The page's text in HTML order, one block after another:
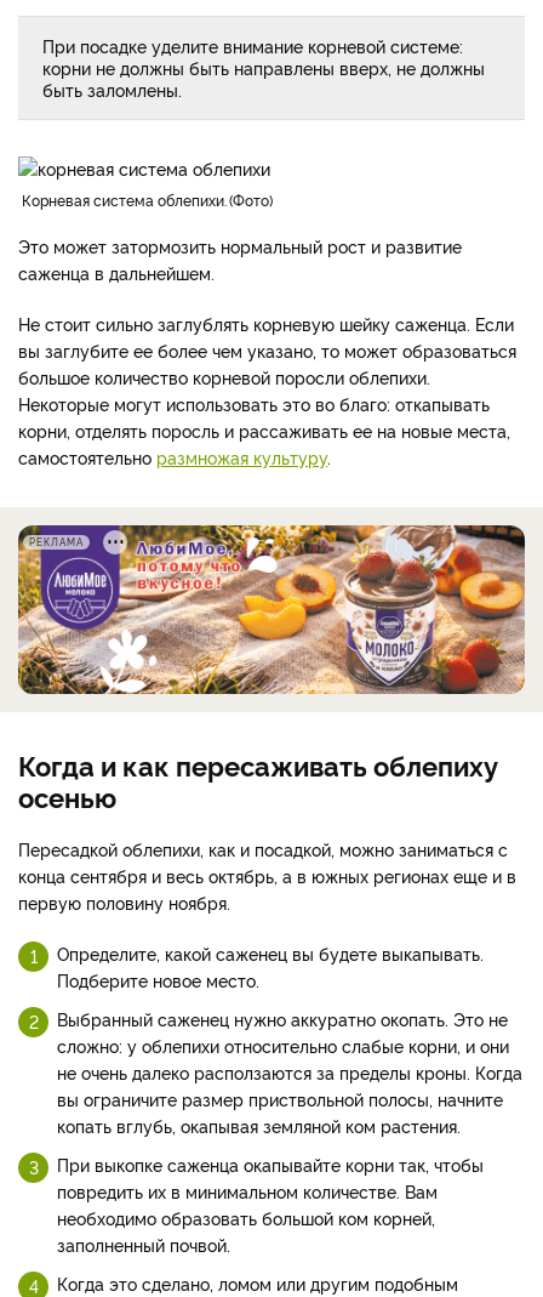
При посадке уделите внимание корневой системе:
корни не должны быть направлены вверх, не должны
быть заломлены.
Корневая система облепихи. Фото
Это может затормозить нормальный рост и развитие
саженца в дальнейшем.
Не стоит сильно заглублять корневую шейку саженца. Если
вы заглубите ее более чем указано, то может образоваться
большое количество корневой поросли облепихи.
Некоторые могут использовать это во благо: откапывать
корни, отделять поросль и рассаживать ее на новые места,
самостоятельно размножая культуру.
РЕКЛАМА
Когда и как пересаживать облепиху
осенью
Пересадкой облепихи, как и посадкой, можно заниматься с
конца сентября и весь октябрь, а в южных регионах еще и в
первую половину ноября.
Определите, какой саженец вы будете выкапывать.
Подберите новое место.
Выбранный саженец нужно аккуратно окопать. Это не
сложно: у облепихи относительно слабые корни, и они
не очень далеко расползаются за пределы кроны. Когда
вы ограничите размер приствольной полосы, начните
копать вглубь, окапывая земляной ком растения.
При выкопке саженца окапывайте корни так, чтобы
повредить их в минимальном количестве. Вам
необходимо образовать большой ком корней,
заполненный почвой.
Когда это сделано, ломом или другим подобным